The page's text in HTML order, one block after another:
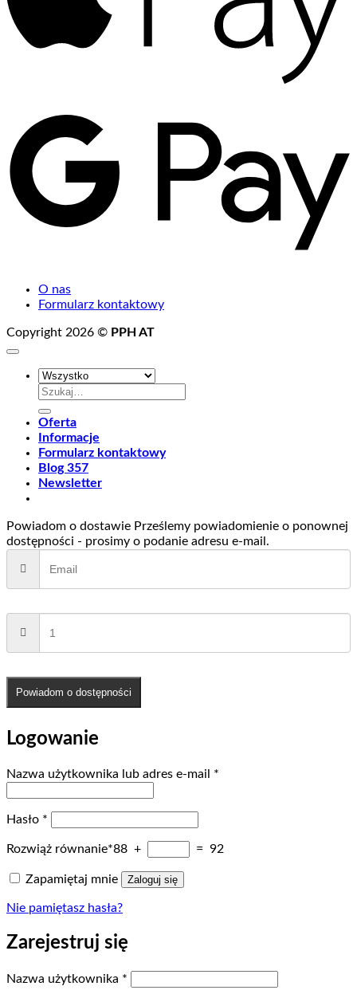
O nas
Formularz kontaktowy
Copyright 2026 © PPH AT
Szukaj:
Oferta
Informacje
Formularz kontaktowy
Blog 357
Newsletter
Powiadom o dostawie Prześlemy powiadomienie o ponownej
dostępności - prosimy o podanie adresu e-mail.
Powiadom o dostępności
Logowanie
Nazwa użytkownika lub adres e-mail *
Hasło *
Rozwiąż równanie*88 + = 92
Zapamiętaj mnie Zaloguj się
Nie pamiętasz hasła?
Zarejestruj się
Nazwa użytkownika *